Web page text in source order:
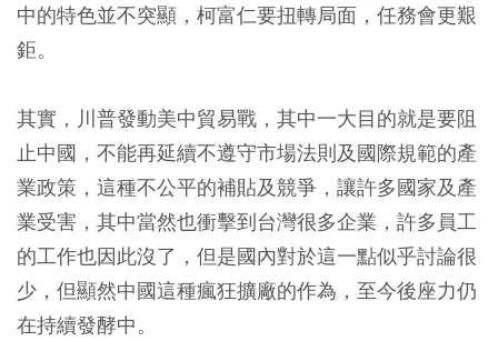
中的特色並不突顯，柯富仁要扭轉局面，任務會更艱
鉅。
其實，川普發動美中貿易戰，其中一大目的就是要阻
止中國，不能再延續不遵守市場法則及國際規範的產
業政策，這種不公平的補貼及競爭，讓許多國家及產
業受害，其中當然也衝擊到台灣很多企業，許多員工
的工作也因此沒了，但是國內對於這一點似乎討論很
少，但顯然中國這種瘋狂擴廠的作為，至今後座力仍
在持續發酵中。